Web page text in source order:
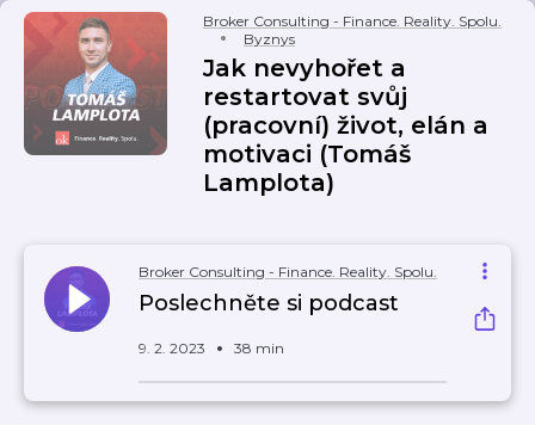
Broker Consulting - Finance. Reality. Spolu.
Byznys
Jak nevyhořet a
restartovat svůj
(pracovní) život, elán a
motivaci (Tomáš
Lamplota)
Broker Consulting - Finance. Reality. Spolu.
Poslechněte si podcast
9. 2. 2023 38 min